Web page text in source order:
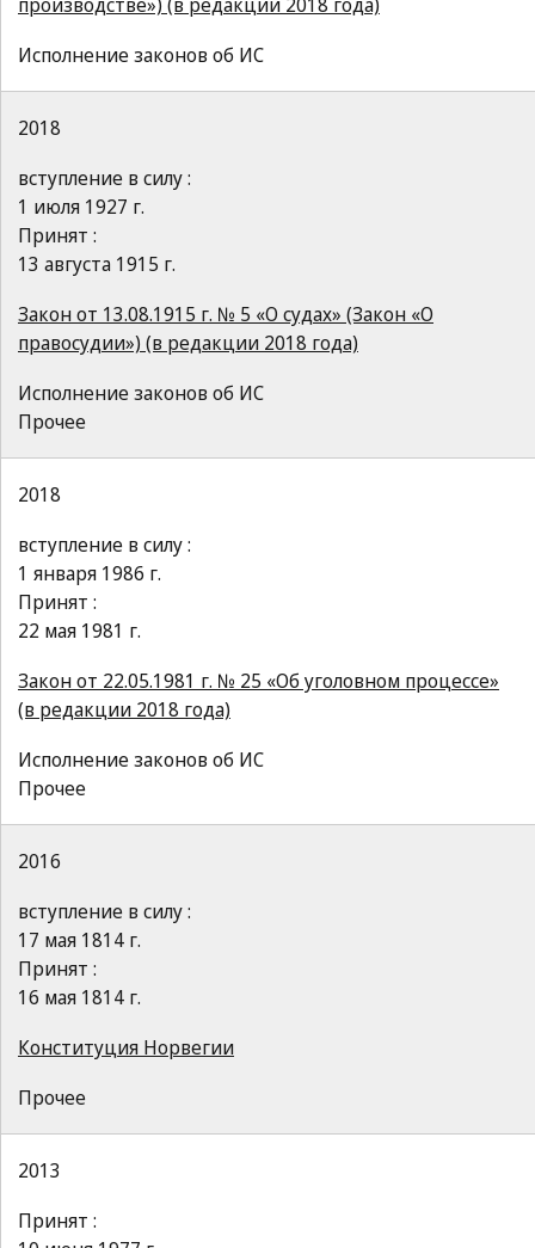
Исполнение законов об ИС
2018
вступление в силу :
1 июля 1927 г.
Принят :
13 августа 1915 г.
Закон от 13.08.1915 г. № 5 «О судах» (Закон «О
правосудии») (в редакции 2018 года)
Исполнение законов об ИС
Прочее
2018
вступление в силу :
1 января 1986 г.
Принят :
22 мая 1981 г.
Закон от 22.05.1981 г. № 25 «Об уголовном процессе»
(в редакции 2018 года)
Исполнение законов об ИС
Прочее
2016
вступление в силу :
17 мая 1814 г.
Принят :
16 мая 1814 г.
Конституция Норвегии
Прочее
2013
Принят :